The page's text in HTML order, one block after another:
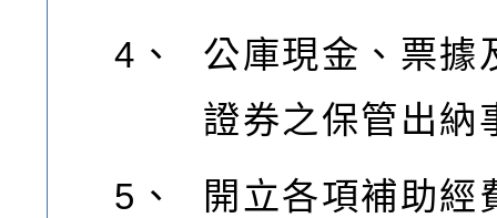
4、
公庫現金、票據
證券之保管出納
5、
開立各項補助經